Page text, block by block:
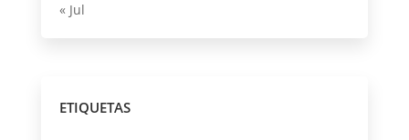
« Jul
ETIQUETAS